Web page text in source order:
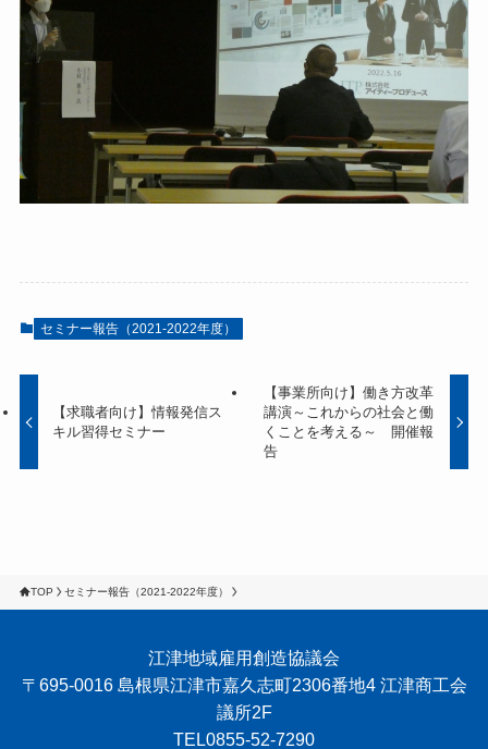
セミナー報告（2021-2022年度）
【求職者向け】情報発信ス
キル習得セミナー
【事業所向け】働き方改革
講演～これからの社会と働
くことを考える～ 開催報
告
TOP セミナー報告（2021-2022年度）
江津地域雇用創造協議会
〒695-0016 島根県江津市嘉久志町2306番地4 江津商工会
議所2F
TEL0855-52-7290